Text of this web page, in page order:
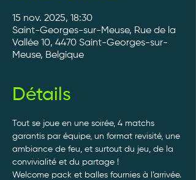
15 nov. 2025, 18:30
Saint-Georges-sur-Meuse, Rue de la
Vallée 10, 4470 Saint-Georges-sur-
Meuse, Belgique
Détails
Tout se joue en une soirée, 4 matchs
garantis par équipe, un format revisité, une
ambiance de feu, et surtout du jeu, de la
convivialité et du partage !
Welcome pack et balles fournies à l’arrivée.